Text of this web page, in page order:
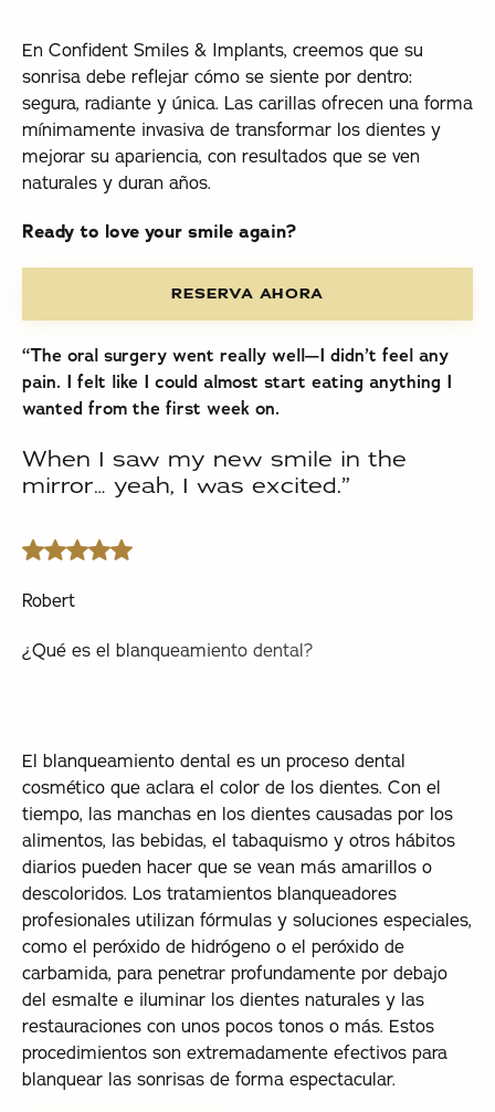
En Confident Smiles & Implants, creemos que su
sonrisa debe reflejar cómo se siente por dentro:
segura, radiante y única. Las carillas ofrecen una forma
mínimamente invasiva de transformar los dientes y
mejorar su apariencia, con resultados que se ven
naturales y duran años.
Ready to love your smile again?
RESERVA AHORA
“The oral surgery went really well—I didn’t feel any
pain. I felt like I could almost start eating anything I
wanted from the first week on.
When I saw my new smile in the
mirror… yeah, I was excited.”
Robert
¿Qué es el blanqueamiento dental?
El blanqueamiento dental es un proceso dental
cosmético que aclara el color de los dientes. Con el
tiempo, las manchas en los dientes causadas por los
alimentos, las bebidas, el tabaquismo y otros hábitos
diarios pueden hacer que se vean más amarillos o
descoloridos. Los tratamientos blanqueadores
profesionales utilizan fórmulas y soluciones especiales,
como el peróxido de hidrógeno o el peróxido de
carbamida, para penetrar profundamente por debajo
del esmalte e iluminar los dientes naturales y las
restauraciones con unos pocos tonos o más. Estos
procedimientos son extremadamente efectivos para
blanquear las sonrisas de forma espectacular.